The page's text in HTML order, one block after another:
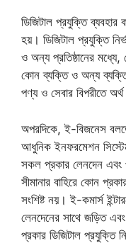
ডিজিটাল প্রযুক্তি ব্যবহার
হয়। ডিজিটাল প্রযুক্তি
ও অন্য প্রতিষ্ঠানের
কোন ব্যক্তি ও অন্য
পণ্য ও সেবার বিপরীতে
অপরদিকে, ই-বিজনেস বলতে
আধুনিক ইনফরমেশন
সকল প্রকার লেনদেন এবং
সীমানার বাহিরে কোন
সংশিষ্ট নয়। ই-কমার্স
লেনদেনের সাথে জড়িত
প্রকার ডিজিটাল প্রযুক্তি